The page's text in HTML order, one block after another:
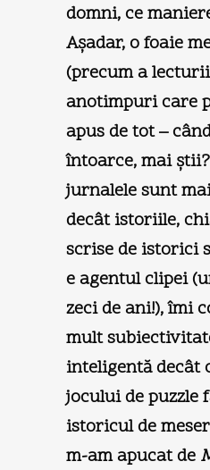
domni, ce
Aşadar, o foaie
(precum a
anotimpuri care
apus de tot –
întoarce, mai
jurnalele sunt
decât istoriile,
scrise de istorici
e agentul clipei
zeci de ani!), îmi
mult
inteligentă decât
jocului de puzzle
istoricul de
m-am apucat de